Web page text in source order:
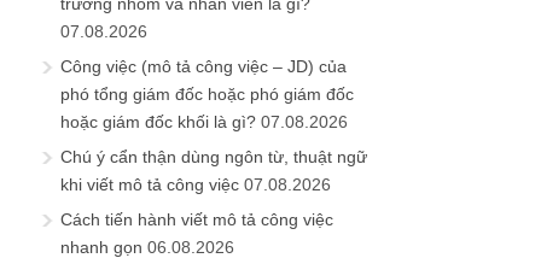
07.08.2026
Công việc (mô tả công việc – JD) của
phó tổng giám đốc hoặc phó giám đốc
hoặc giám đốc khối là gì? 07.08.2026
Chú ý cẩn thận dùng ngôn từ, thuật ngữ
khi viết mô tả công việc 07.08.2026
Cách tiến hành viết mô tả công việc
nhanh gọn 06.08.2026